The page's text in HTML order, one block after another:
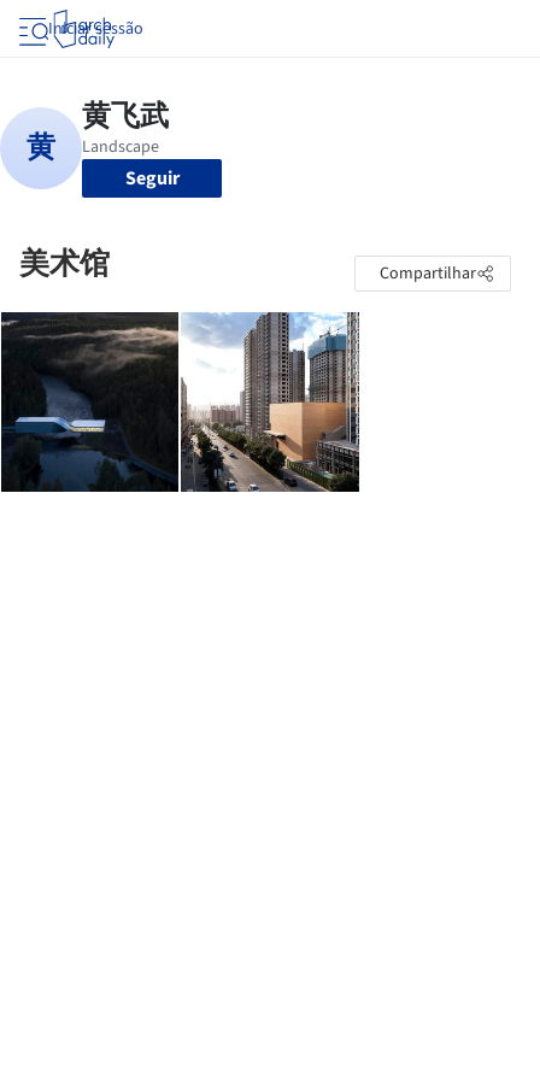
Iniciar sessão
Seguir
美术馆 Compartilhar